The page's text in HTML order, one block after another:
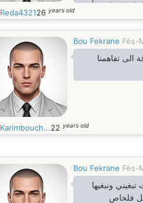
للنوادي، أو
حساب
Reda432126 years old
Bou Fekrane Fès-
الى تفاهمنا
Karimbouch...22 years old
Bou Fekrane Fès-
ونبغيها
فلخاص